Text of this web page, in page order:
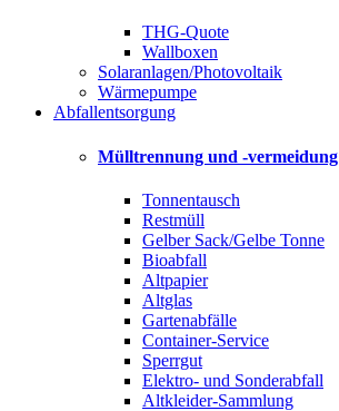
THG-Quote
Wallboxen
Solaranlagen/Photovoltaik
Wärmepumpe
Abfallentsorgung
Mülltrennung und -vermeidung
Tonnentausch
Restmüll
Gelber Sack/Gelbe Tonne
Bioabfall
Altpapier
Altglas
Gartenabfälle
Container-Service
Sperrgut
Elektro- und Sonderabfall
Altkleider-Sammlung